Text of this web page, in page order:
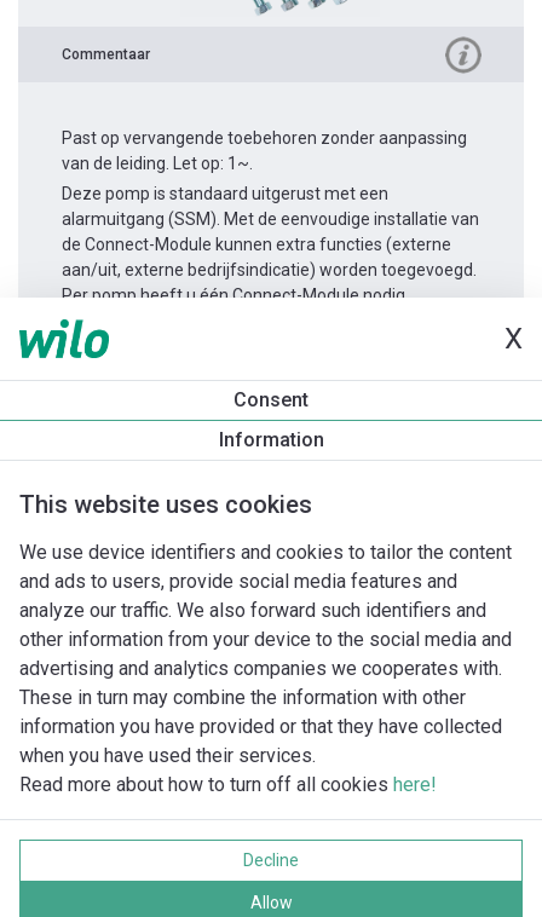
X
Consent
Information
This website uses cookies
We use device identifiers and cookies to tailor the content
and ads to users, provide social media features and
analyze our traffic. We also forward such identifiers and
other information from your device to the social media and
advertising and analytics companies we cooperates with.
These in turn may combine the information with other
information you have provided or that they have collected
when you have used their services.
Read more about how to turn off all cookies here!
Decline
Allow
Commentaar
Past op vervangende toebehoren zonder aanpassing
van de leiding. Let op: 1~.
Deze pomp is standaard uitgerust met een
alarmuitgang (SSM). Met de eenvoudige installatie van
de Connect-Module kunnen extra functies (externe
aan/uit, externe bedrijfsindicatie) worden toegevoegd.
Per pomp heeft u één Connect-Module nodig.
Productinformatie
Yonos MAXO 80/0,5-6 PN6
Imprint
Gegevensbescherming
Alle rechten voorbehouden